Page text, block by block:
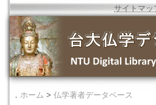
サイトマッ
． ホーム > 仏学著者データベース